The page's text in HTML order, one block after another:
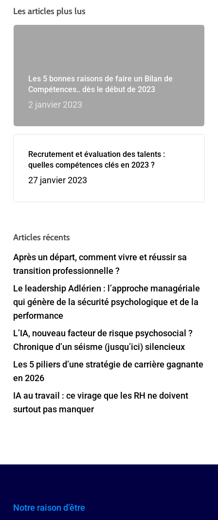
Les articles plus lus
Les 5 bonnes raisons de faire un Bilan de
Compétences.. dès le début de 2023
2 janvier 2023
Recrutement et évaluation des talents :
quelles compétences clés en 2023 ?
27 janvier 2023
Articles récents
Après un départ, comment vivre et réussir sa
transition professionnelle ?
Le leadership Adlérien : l’approche managériale
qui génère de la sécurité psychologique et de la
performance
L’IA, nouveau facteur de risque psychosocial ?
Chronique d’un séisme (jusqu’ici) silencieux
Les 5 piliers d’une stratégie de carrière gagnante
en 2026
IA au travail : ce virage que les RH ne doivent
surtout pas manquer
Notre raison d’être